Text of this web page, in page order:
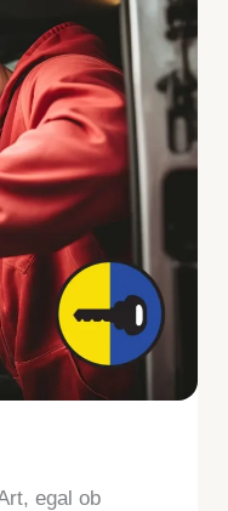
egal ob